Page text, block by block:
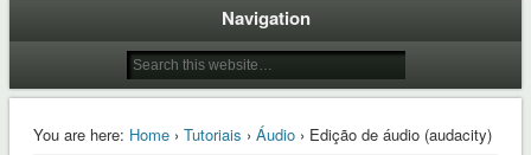
Navigation
You are here: Home› Tutoriais › Áudio› Edição de áudio (audacity)